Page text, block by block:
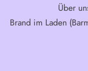
Über
Brand im Laden